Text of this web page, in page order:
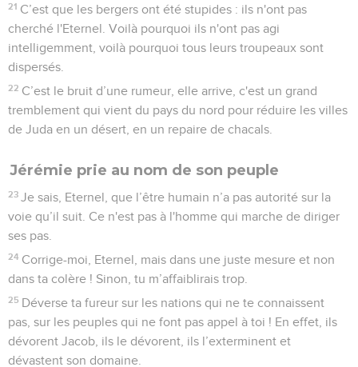
21 C’est que les bergers ont été stupides : ils n'ont pas
cherché l'Eternel. Voilà pourquoi ils n'ont pas agi
intelligemment, voilà pourquoi tous leurs troupeaux sont
dispersés.
22 C’est le bruit d’une rumeur, elle arrive, c'est un grand
tremblement qui vient du pays du nord pour réduire les villes
de Juda en un désert, en un repaire de chacals.
Jérémie prie au nom de son peuple
23 Je sais, Eternel, que l’être humain n’a pas autorité sur la
voie qu’il suit. Ce n'est pas à l'homme qui marche de diriger
ses pas.
24 Corrige-moi, Eternel, mais dans une juste mesure et non
dans ta colère ! Sinon, tu m’affaiblirais trop.
25 Déverse ta fureur sur les nations qui ne te connaissent
pas, sur les peuples qui ne font pas appel à toi ! En effet, ils
dévorent Jacob, ils le dévorent, ils l’exterminent et
dévastent son domaine.